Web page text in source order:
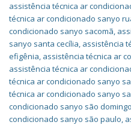
assistência técnica ar
técnica ar condicionado sanyo
condicionado sanyo sacomã,
sanyo santa cecília, assistência
efigênia, assistência técnica ar
assistência técnica ar
técnica ar condicionado sanyo
técnica ar condicionado sanyo
condicionado sanyo são
condicionado sanyo são paulo,